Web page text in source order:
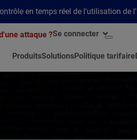
en temps réel de l'utilisation de
attaque ?Se connecter
ProduitsSolutionsPolitique tarifaire